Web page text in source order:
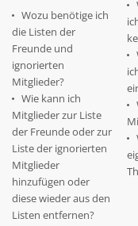
Wozu benötige ich
die Listen der
Freunde und
ignorierten
Mitglieder?
Wie kann ich
Mitglieder zur Liste
der Freunde oder zur
Liste der ignorierten
Mitglieder
hinzufügen oder
diese wieder aus den
Listen entfernen?